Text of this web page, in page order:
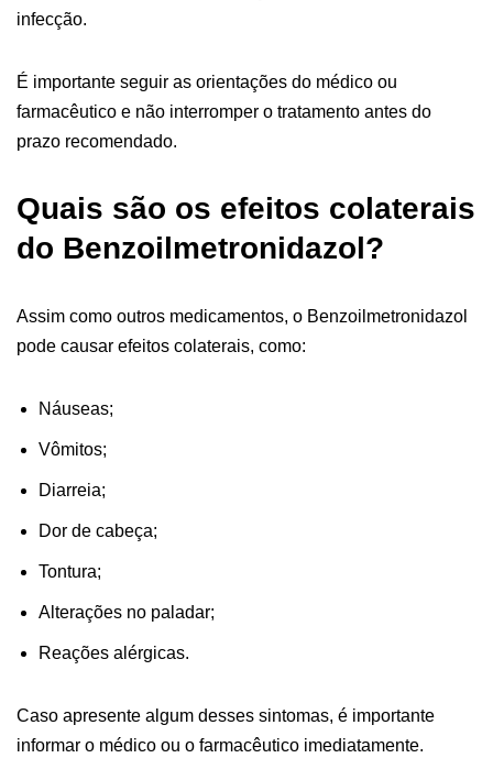
infecção.
É importante seguir as orientações do médico ou
farmacêutico e não interromper o tratamento antes do
prazo recomendado.
Quais são os efeitos colaterais
do Benzoilmetronidazol?
Assim como outros medicamentos, o Benzoilmetronidazol
pode causar efeitos colaterais, como:
Náuseas;
Vômitos;
Diarreia;
Dor de cabeça;
Tontura;
Alterações no paladar;
Reações alérgicas.
Caso apresente algum desses sintomas, é importante
informar o médico ou o farmacêutico imediatamente.